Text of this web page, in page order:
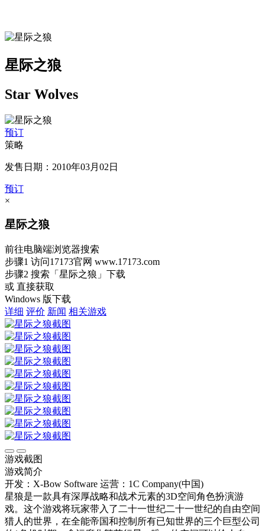
星际之狼
Star Wolves
预订
策略
发售日期：2010年03月02日
预订
×
星际之狼
前往电脑端浏览器搜索
步骤1 访问17173官网 www.17173.com
步骤2 搜索 「星际之狼」 下载
或 直接获取
Windows 版下载
详细 评价 新闻 相关游戏
游戏截图
游戏简介
开发：X-Bow Software 运营：1C Company(中国)
星狼是一款具有深厚战略和战术元素的3D空间角色扮演游
戏。这个游戏将玩家带入了二十一世纪二十一世纪的自由空间
猎人的世界，在全能帝国和控制所有已知世界的三个巨型公司